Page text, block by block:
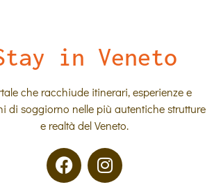
in Veneto
che racchiude itinerari, esperienze e
di soggiorno nelle più autentiche strutture
e realtà del Veneto.